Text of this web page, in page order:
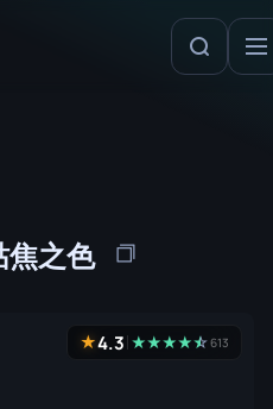
之色
★4.3 ★★★★★
☆613